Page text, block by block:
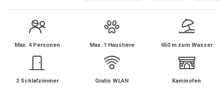
Max. 4 Personen Max. 1 Haustiere 650 m zum Wasser
2 Schlafzimmer Gratis WLAN Kaminofen